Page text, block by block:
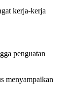
kerja-kerja
penguatan
menyampaikan